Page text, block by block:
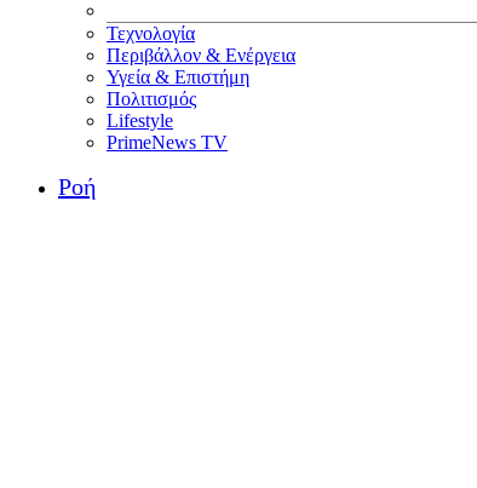
Τεχνολογία
Περιβάλλον & Ενέργεια
Υγεία & Επιστήμη
Πολιτισμός
Lifestyle
PrimeNews TV
Ροή